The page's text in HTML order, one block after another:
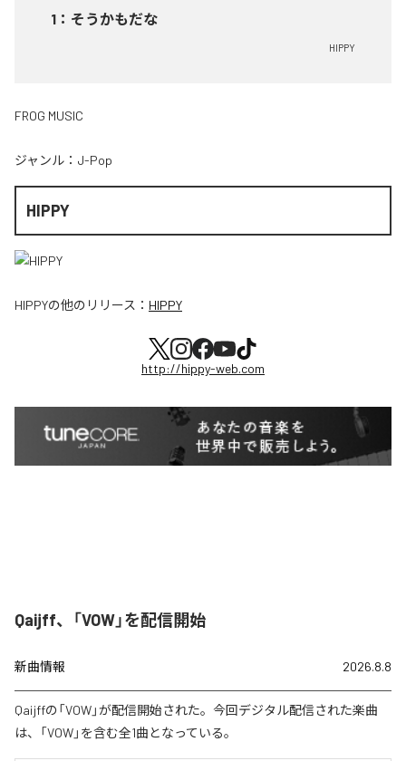
1 ： そうかもだな
HIPPY
FROG MUSIC
ジャンル： J-Pop
HIPPY
HIPPYの他のリリース： HIPPY
http://hippy-web.com
Qaijff、「VOW」を配信開始
新曲情報 2026.8.8
Qaijffの「VOW」が配信開始された。今回デジタル配信された楽曲
は、「VOW」を含む全1曲となっている。